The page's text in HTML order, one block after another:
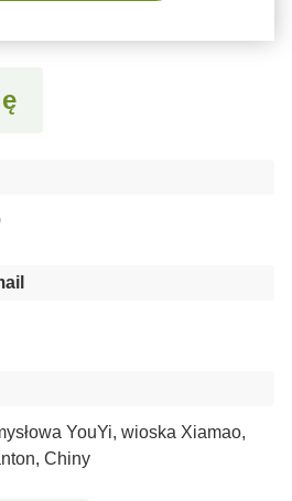
YouYi, wioska Xiamao,
Chiny